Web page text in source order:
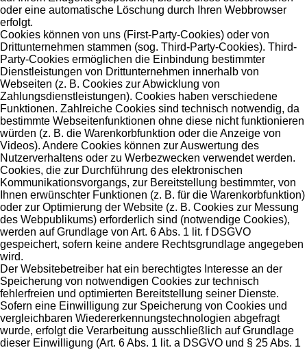
oder eine automatische Löschung durch Ihren Webbrowser
erfolgt.
Cookies können von uns (First-Party-Cookies) oder von
Drittunternehmen stammen (sog. Third-Party-Cookies). Third-
Party-Cookies ermöglichen die Einbindung bestimmter
Dienstleistungen von Drittunternehmen innerhalb von
Webseiten (z. B. Cookies zur Abwicklung von
Zahlungsdienstleistungen). Cookies haben verschiedene
Funktionen. Zahlreiche Cookies sind technisch notwendig, da
bestimmte Webseitenfunktionen ohne diese nicht funktionieren
würden (z. B. die Warenkorbfunktion oder die Anzeige von
Videos). Andere Cookies können zur Auswertung des
Nutzerverhaltens oder zu Werbezwecken verwendet werden.
Cookies, die zur Durchführung des elektronischen
Kommunikationsvorgangs, zur Bereitstellung bestimmter, von
Ihnen erwünschter Funktionen (z. B. für die Warenkorbfunktion)
oder zur Optimierung der Website (z. B. Cookies zur Messung
des Webpublikums) erforderlich sind (notwendige Cookies),
werden auf Grundlage von Art. 6 Abs. 1 lit. f DSGVO
gespeichert, sofern keine andere Rechtsgrundlage angegeben
wird.
Der Websitebetreiber hat ein berechtigtes Interesse an der
Speicherung von notwendigen Cookies zur technisch
fehlerfreien und optimierten Bereitstellung seiner Dienste.
Sofern eine Einwilligung zur Speicherung von Cookies und
vergleichbaren Wiedererkennungstechnologien abgefragt
wurde, erfolgt die Verarbeitung ausschließlich auf Grundlage
dieser Einwilligung (Art. 6 Abs. 1 lit. a DSGVO und § 25 Abs. 1